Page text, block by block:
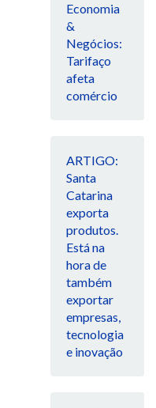
Economia
&
Negócios:
Tarifaço
afeta
comércio
ARTIGO:
Santa
Catarina
exporta
produtos.
Está na
hora de
também
exportar
empresas,
tecnologia
e inovação